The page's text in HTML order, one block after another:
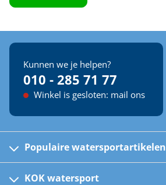
Kunnen we je helpen?
010 - 285 71 77
Winkel is gesloten: mail ons
Populaire watersportartikelen
Kinder reddingsvesten
KOK watersport